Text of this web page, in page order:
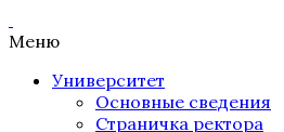
Меню
Университет
Основные сведения
Страничка ректора